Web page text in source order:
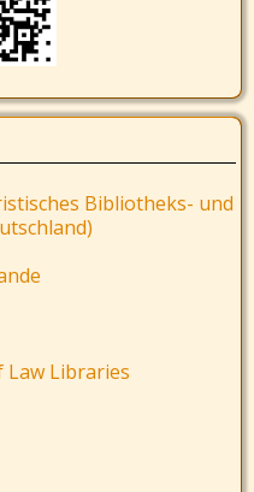
Bibliotheks- und
Libraries